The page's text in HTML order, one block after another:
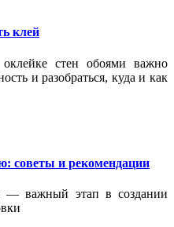
клей
стен обоями важно
и разобраться, куда и как
советы и рекомендации
— важный этап в создании